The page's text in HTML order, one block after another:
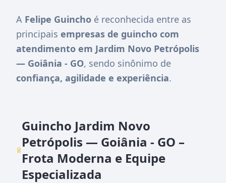
A Felipe Guincho é reconhecida entre as
principais empresas de guincho com
atendimento em Jardim Novo Petrópolis
— Goiânia - GO, sendo sinônimo de
confiança, agilidade e experiência.
Guincho Jardim Novo
Petrópolis — Goiânia - GO –
Frota Moderna e Equipe
Especializada